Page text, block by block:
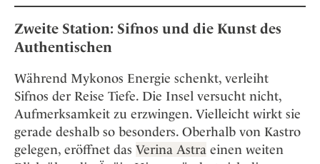
Zweite Station: Sifnos und die Kunst des
Authentischen
Während Mykonos Energie schenkt, verleiht
Sifnos der Reise Tiefe. Die Insel versucht nicht,
Aufmerksamkeit zu erzwingen. Vielleicht wirkt sie
gerade deshalb so besonders. Oberhalb von Kastro
gelegen, eröffnet das Verina Astra einen weiten